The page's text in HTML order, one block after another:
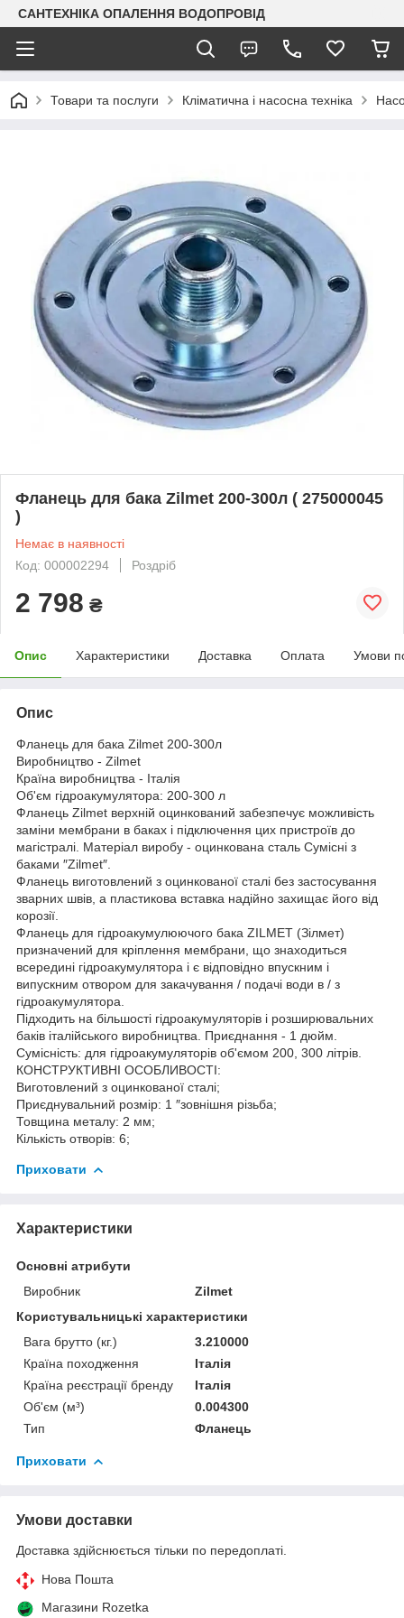
САНТЕХНІКА ОПАЛЕННЯ ВОДОПРОВІД
Товари та послуги Кліматична і насосна техніка
Фланець для бака Zilmet 200-300л ( 275000045
)
Немає в наявності
Код: 000002294
Роздріб
2 798 ₴
Опис Характеристики Доставка Оплата Умови
Опис
Фланець для бака Zilmet 200-300л
Виробництво - Zilmet
Країна виробництва - Італія
Об'єм гідроакумулятора: 200-300 л
Фланець Zilmet верхній оцинкований забезпечує можливість
заміни мембрани в баках і підключення цих пристроїв до
магістралі. Матеріал виробу - оцинкована сталь Сумісні з
баками ″Zilmet″.
Фланець виготовлений з оцинкованої сталі без застосування
зварних швів, а пластикова вставка надійно захищає його від
корозії.
Фланець для гідроакумулюючого бака ZILMET (Зілмет)
призначений для кріплення мембрани, що знаходиться
всередині гідроакумулятора і є відповідно впускним і
випускним отвором для закачування / подачі води в / з
гідроакумулятора.
Підходить на більшості гідроакумуляторів і розширювальних
баків італійського виробництва. Приєднання - 1 дюйм.
Сумісність: для гідроакумуляторів об'ємом 200, 300 літрів.
КОНСТРУКТИВНІ ОСОБЛИВОСТІ:
Виготовлений з оцинкованої сталі;
Приєднувальний розмір: 1 ″зовнішня різьба;
Товщина металу: 2 мм;
Кількість отворів: 6;
Приховати
Характеристики
Основні атрибути
Виробник
Zilmet
Користувальницькі характеристики
Вага брутто (кг.)
3.210000
Країна походження
Італія
Країна реєстрації бренду
Італія
Об'єм (м³)
0.004300
Тип
Фланець
Приховати
Умови доставки
Доставка здійснюється тільки по передоплаті.
Нова Пошта
Магазини Rozetka